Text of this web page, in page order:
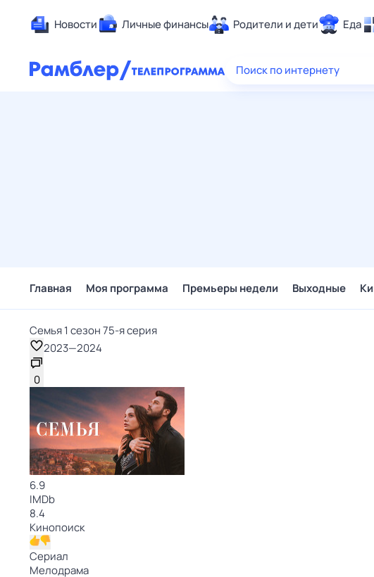
Новости Личные финансы Родители и дети Еда
Здоровье
Поиск по интернету
Главная Моя программа Премьеры недели Выходные
Семья 1 сезон 75-я серия
2023—2024
0
6.9
IMDb
8.4
Кинопоиск
Сериал
Мелодрама